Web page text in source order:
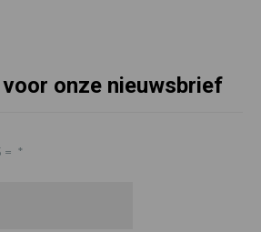
onze nieuwsbrief
= *